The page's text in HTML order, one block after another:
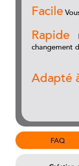
Facile
Rapide
changement
Adapté
FAQ